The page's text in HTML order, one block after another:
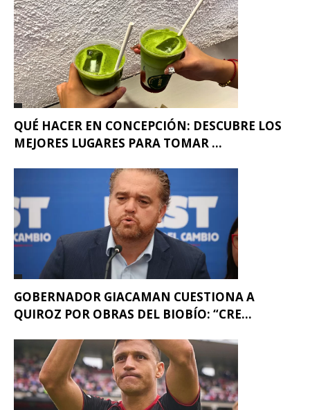
QUÉ HACER EN CONCEPCIÓN: DESCUBRE LOS
MEJORES LUGARES PARA TOMAR ...
GOBERNADOR GIACAMAN CUESTIONA A
QUIROZ POR OBRAS DEL BIOBÍO: “CRE...